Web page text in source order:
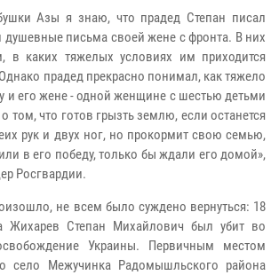
Азы я знаю, что прадед Степан писал
письма своей жене с фронта. В них
в каких тяжелых условиях им приходится
прадед прекрасно понимал, как тяжело
и его жене - одной женщине с шестью детьми
том, что готов грызть землю, если останется
рук и двух ног, но прокормит свою семью,
в его победу, только бы ждали его домой»,
Росгвардии.
не всем было суждено вернуться: 18
Жихарев Степан Михайлович был убит во
Украины. Первичным местом
село Межучинка Радомышльского района